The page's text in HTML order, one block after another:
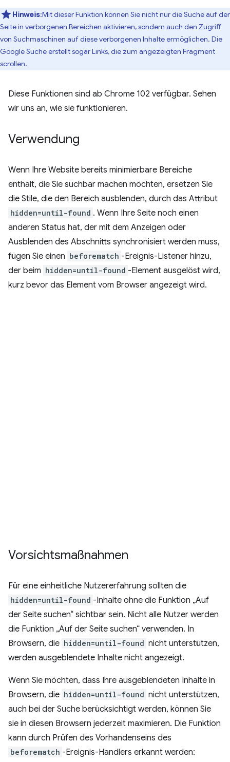
Hinweis:Mit dieser Funktion können Sie nicht nur die Suche auf der
Seite in verborgenen Bereichen aktivieren, sondern auch den Zugriff
von Suchmaschinen auf diese verborgenen Inhalte ermöglichen. Die
Google Suche erstellt sogar Links, die zum angezeigten Fragment
scrollen.
Diese Funktionen sind ab Chrome 102 verfügbar. Sehen
wir uns an, wie sie funktionieren.
Verwendung
Wenn Ihre Website bereits minimierbare Bereiche
enthält, die Sie suchbar machen möchten, ersetzen Sie
die Stile, die den Bereich ausblenden, durch das Attribut
hidden=until-found . Wenn Ihre Seite noch einen
anderen Status hat, der mit dem Anzeigen oder
Ausblenden des Abschnitts synchronisiert werden muss,
fügen Sie einen beforematch -Ereignis-Listener hinzu,
der beim hidden=until-found -Element ausgelöst wird,
kurz bevor das Element vom Browser angezeigt wird.
Vorsichtsmaßnahmen
Für eine einheitliche Nutzererfahrung sollten die
hidden=until-found -Inhalte ohne die Funktion „Auf
der Seite suchen“ sichtbar sein. Nicht alle Nutzer werden
die Funktion „Auf der Seite suchen“ verwenden. In
Browsern, die hidden=until-found nicht unterstützen,
werden ausgeblendete Inhalte nicht angezeigt.
Wenn Sie möchten, dass Ihre ausgeblendeten Inhalte in
Browsern, die hidden=until-found nicht unterstützen,
auch bei der Suche berücksichtigt werden, können Sie
sie in diesen Browsern jederzeit maximieren. Die Funktion
kann durch Prüfen des Vorhandenseins des
beforematch -Ereignis-Handlers erkannt werden: